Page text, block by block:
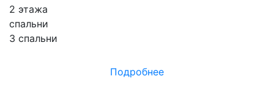
2 этажа
спальни
3 спальни
Подробнее